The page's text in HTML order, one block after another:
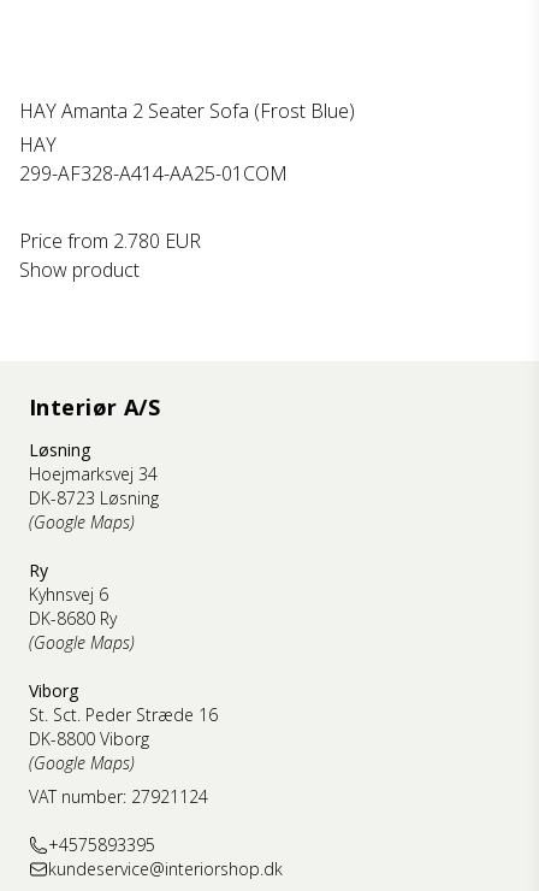
HAY Amanta 2 Seater Sofa (Frost Blue)
HAY
299-AF328-A414-AA25-01COM
Price from 2.780 EUR
Show product
Interiør A/S
Løsning
Hoejmarksvej 34
DK-8723 Løsning
(Google Maps)
Ry
Kyhnsvej 6
DK-8680 Ry
(Google Maps)
Viborg
St. Sct. Peder Stræde 16
DK-8800 Viborg
(Google Maps)
VAT number: 27921124
+4575893395
kundeservice@interiorshop.dk